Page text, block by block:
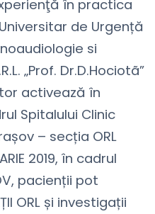
în practica
de Urgență
si
„Prof. Dr.D.Hociotã”
activează în
Spitalului Clinic
– secția ORL
2019, în cadrul
pacienții pot
ORL și investigații